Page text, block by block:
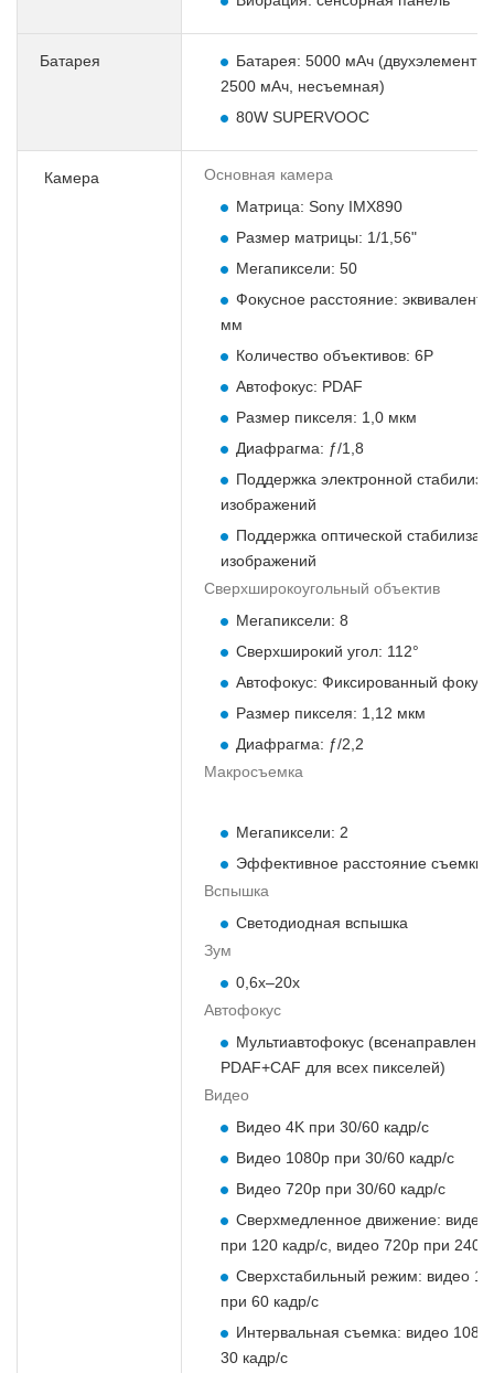
Батарея
Батарея: 5000 мАч
2500 мАч, несъемная)
80W SUPERVOOC
Камера
Основная камера
Матрица: Sony IMX890
Размер матрицы: 1/1,56"
Мегапиксели: 50
Фокусное расстояние:
мм
Количество объективов: 6P
Автофокус: PDAF
Размер пикселя: 1,0 мкм
Диафрагма: ƒ/1,8
Поддержка электронной
изображений
Поддержка оптической
изображений
Сверхширокоугольный объектив
Мегапиксели: 8
Сверхширокий угол: 112°
Автофокус: Фиксированный фокус
Размер пикселя: 1,12 мкм
Диафрагма: ƒ/2,2
Макросъемка
Мегапиксели: 2
Эффективное расстояние съемки:
Вспышка
Светодиодная вспышка
Зум
0,6х–20х
Автофокус
Мультиавтофокус
PDAF+CAF для всех пикселей)
Видео
Видео 4K при 30/60 кадр/с
Видео 1080p при 30/60 кадр/с
Видео 720p при 30/60 кадр/с
Сверхмедленное движение: видео
при 120 кадр/с, видео 720p при 240
Сверхстабильный режим: видео
при 60 кадр/с
Интервальная съемка: видео
30 кадр/с